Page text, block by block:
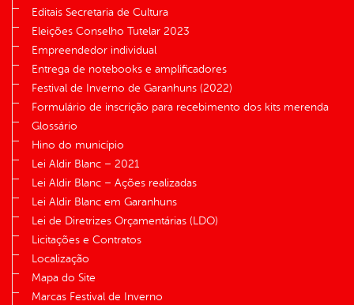
Editais Secretaria de Cultura
Eleições Conselho Tutelar 2023
Empreendedor individual
Entrega de notebooks e amplificadores
Festival de Inverno de Garanhuns (2022)
Formulário de inscrição para recebimento dos kits merenda
Glossário
Hino do município
Lei Aldir Blanc – 2021
Lei Aldir Blanc – Ações realizadas
Lei Aldir Blanc em Garanhuns
Lei de Diretrizes Orçamentárias (LDO)
Licitações e Contratos
Localização
Mapa do Site
Marcas Festival de Inverno